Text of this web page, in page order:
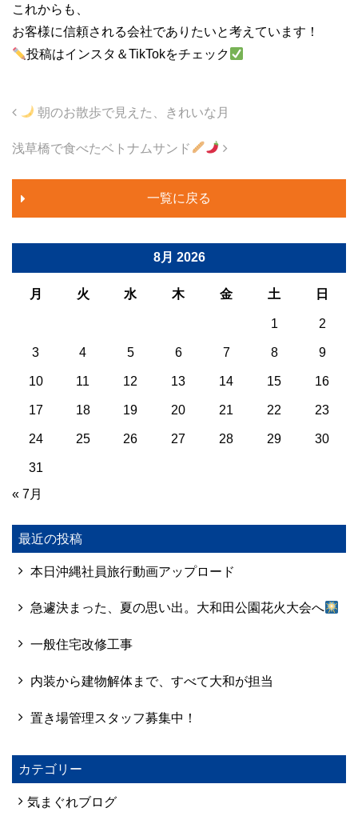
これからも、
お客様に信頼される会社でありたいと考えています！
投稿はインスタ＆TikTokをチェック
朝のお散歩で見えた、きれいな月
浅草橋で食べたベトナムサンド
一覧に戻る
8月 2026
月 火 水 木 金 土 日
1 2
3 4 5 6 7 8 9
10 11 12 13 14 15 16
17 18 19 20 21 22 23
24 25 26 27 28 29 30
31
« 7月
最近の投稿
本日沖縄社員旅行動画アップロード
急遽決まった、夏の思い出。大和田公園花火大会へ
一般住宅改修工事
内装から建物解体まで、すべて大和が担当
置き場管理スタッフ募集中！
カテゴリー
気まぐれブログ